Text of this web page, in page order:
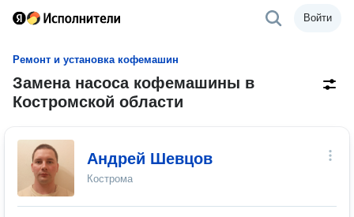
Войти
Ремонт и установка кофемашин
Замена насоса кофемашины в
Костромской области
Андрей Шевцов
Кострома